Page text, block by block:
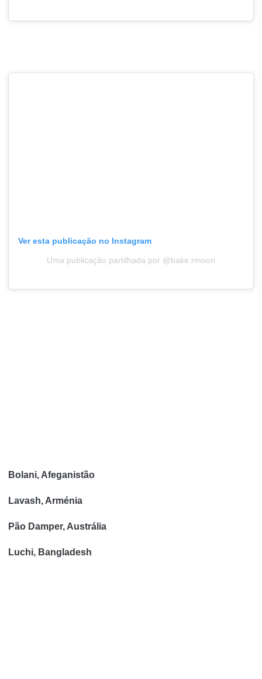
Ver esta publicação no Instagram
Uma publicação partilhada por @bake.rmoon
Bolani, Afeganistão
Lavash, Arménia
Pão Damper, Austrália
Luchi, Bangladesh